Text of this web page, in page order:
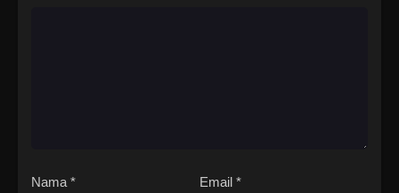
Nama * Email *